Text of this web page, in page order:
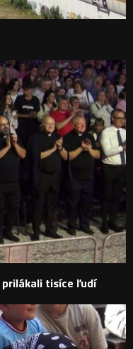
tisíce ľudí